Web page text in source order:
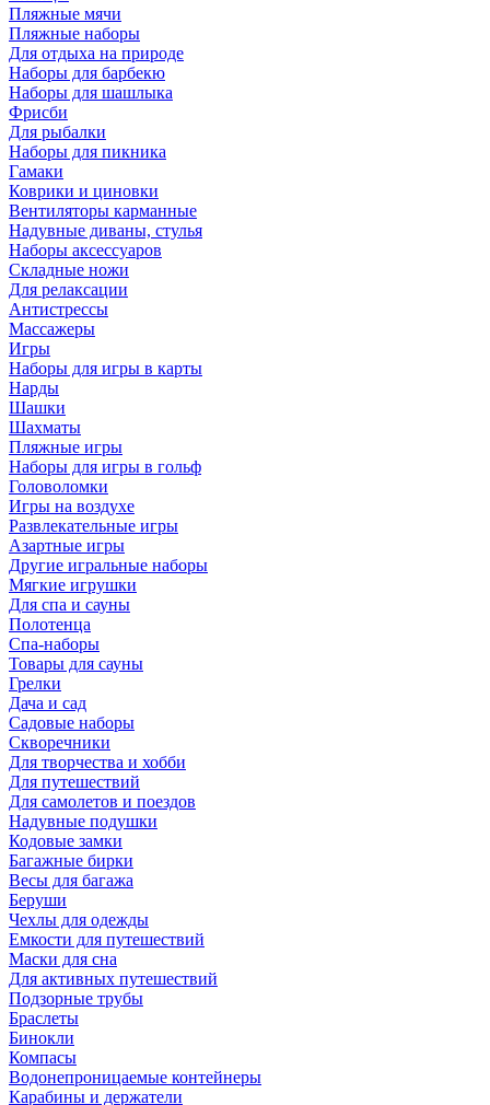
Пляжные мячи
Пляжные наборы
Для отдыха на природе
Наборы для барбекю
Наборы для шашлыка
Фрисби
Для рыбалки
Наборы для пикника
Гамаки
Коврики и циновки
Вентиляторы карманные
Надувные диваны, стулья
Наборы аксессуаров
Складные ножи
Для релаксации
Антистрессы
Массажеры
Игры
Наборы для игры в карты
Нарды
Шашки
Шахматы
Пляжные игры
Наборы для игры в гольф
Головоломки
Игры на воздухе
Развлекательные игры
Азартные игры
Другие игральные наборы
Мягкие игрушки
Для спа и сауны
Полотенца
Спа-наборы
Товары для сауны
Грелки
Дача и сад
Садовые наборы
Скворечники
Для творчества и хобби
Для путешествий
Для самолетов и поездов
Надувные подушки
Кодовые замки
Багажные бирки
Весы для багажа
Беруши
Чехлы для одежды
Емкости для путешествий
Маски для сна
Для активных путешествий
Подзорные трубы
Браслеты
Бинокли
Компасы
Водонепроницаемые контейнеры
Карабины и держатели